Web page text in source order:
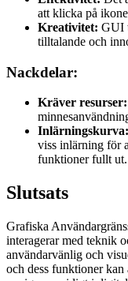
att klicka på
Kreativitet: GUI
tilltalande och
Nackdelar:
Kräver resurser:
Inlärningskurva:
viss inlärning för
funktioner fullt ut.
Slutsats
Grafiska
interagerar med teknik
användarvänlig och
och dess funktioner kan